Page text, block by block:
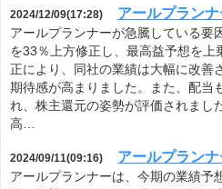
2024/12/09(17:28) アールプラン
アールプランナーが急騰している要
を33％上方修正し、最高益予想を
正により、同社の業績は大幅に改善
期待感が高まりました。また、配当
れ、株主還元の姿勢が評価されまし
高…
2024/09/11(09:16) アールプラン
アールプランナーは、今期の業績予